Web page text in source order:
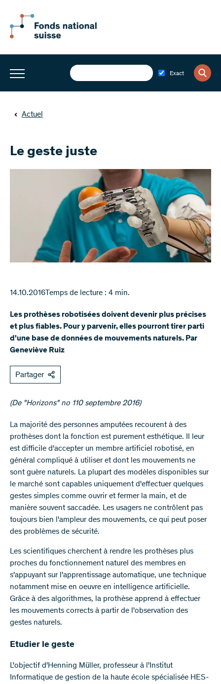
Exact
Actuel
Le geste juste
14.10.2016Temps de lecture : 4 min.
Les prothèses robotisées doivent devenir plus précises
et plus fiables. Pour y parvenir, elles pourront tirer parti
d'une base de données de mouvements naturels. Par
Geneviève Ruiz
Partager
(De "Horizons" no 110 septembre 2016)​​​
​La majorité des personnes amputées recourent à des
prothèses dont la fonction est purement esthétique. Il leur
est difficile d'accepter un membre artificiel robotisé, en
général compliqué à utiliser et dont les mouvements ne
sont guère naturels. La plupart des modèles disponibles sur
le marché sont capables uniquement d'effectuer quelques
gestes simples comme ouvrir et fermer la main, et de
manière souvent saccadée. Les usagers ne contrôlent pas
toujours bien l'ampleur des mouvements, ce qui peut poser
des problèmes de sécurité.
Les scientifiques cherchent à rendre les prothèses plus
proches du fonctionnement naturel des membres en
s'appuyant sur l'apprentissage automatique, une technique
notamment mise en oeuvre en intelligence artificielle.
Grâce à des algorithmes, la prothèse apprend à effectuer
les mouvements corrects à partir de l'observation des
gestes naturels.
Etudier le geste
L'objectif d'Henning Müller, professeur à l'Institut
Informatique de gestion de la haute école spécialisée HES-